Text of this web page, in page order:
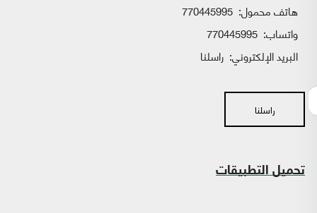
هاتف محمول: 770445995
واتساب:
البريد الإلكتروني: راسلنا
راسلنا
تحميل التطبيقات